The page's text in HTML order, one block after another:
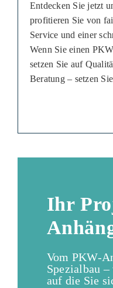
Entdecken Sie jetzt
profitieren Sie von
Service und einer
Wenn Sie einen
setzen Sie auf
Beratung – setzen
Ihr
Vom PKW-
Spezialbau
auf die Sie